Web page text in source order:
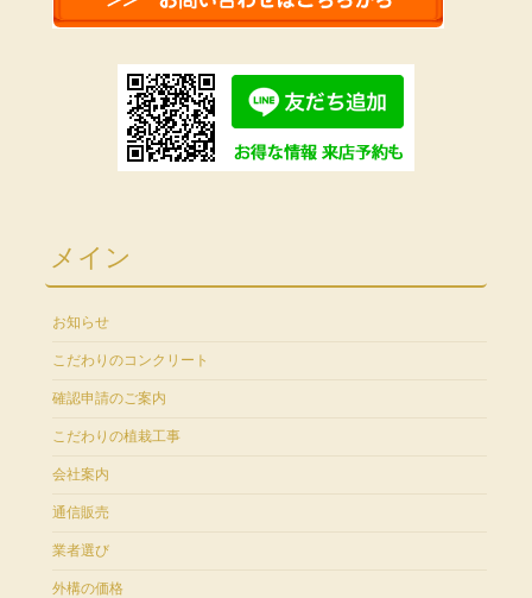
メイン
お知らせ
こだわりのコンクリート
確認申請のご案内
こだわりの植栽工事
会社案内
通信販売
業者選び
外構の価格